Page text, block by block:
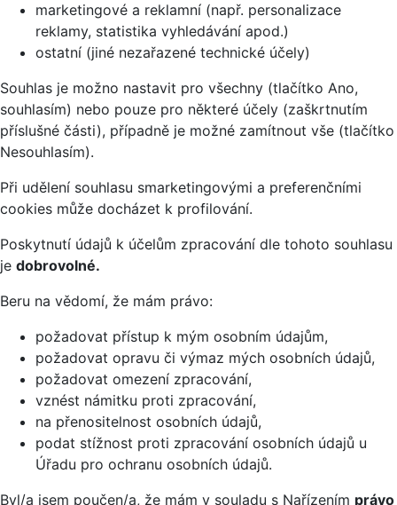
marketingové a reklamní (např. personalizace
reklamy, statistika vyhledávání apod.)
ostatní (jiné nezařazené technické účely)
Souhlas je možno nastavit pro všechny (tlačítko Ano,
souhlasím) nebo pouze pro některé účely (zaškrtnutím
příslušné části), případně je možné zamítnout vše (tlačítko
Nesouhlasím).
Při udělení souhlasu smarketingovými a preferenčními
cookies může docházet k profilování.
Poskytnutí údajů k účelům zpracování dle tohoto souhlasu
je dobrovolné.
Beru na vědomí, že mám právo:
požadovat přístup k mým osobním údajům,
požadovat opravu či výmaz mých osobních údajů,
požadovat omezení zpracování,
vznést námitku proti zpracování,
na přenositelnost osobních údajů,
podat stížnost proti zpracování osobních údajů u
Úřadu pro ochranu osobních údajů.
Byl/a jsem poučen/a, že mám v souladu s Nařízením právo